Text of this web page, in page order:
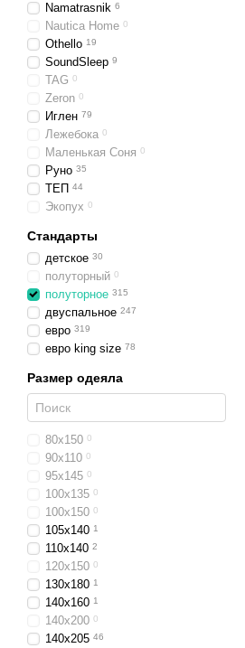
Namatrasnik 6
Nautica Home 0
Othello 19
SoundSleep 9
TAG 0
Zeron 0
Иглен 79
Лежебока 0
Маленькая Соня 0
Руно 35
ТЕП 44
Экопух 0
Стандарты
детское 30
полуторный 0
полуторное 315
двуспальное 247
евро 319
евро king size 78
Размер одеяла
80x150 0
90x110 0
95x145 0
100x135 0
100x150 0
105x140 1
110x140 2
120x150 0
130x180 1
140x160 1
140x200 0
140x205 46